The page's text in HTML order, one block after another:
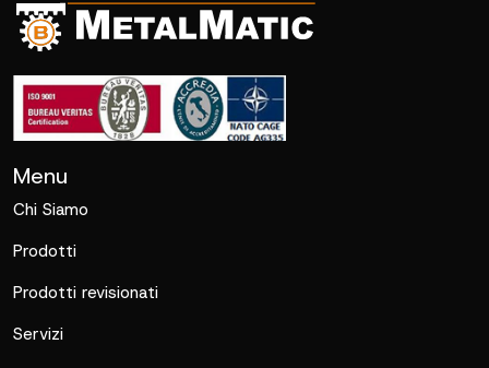
Menu
Chi Siamo
Prodotti
Prodotti revisionati
Servizi